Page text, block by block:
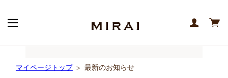
マイページトップ 最新のお知らせ